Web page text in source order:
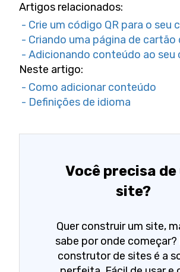
Artigos relacionados:
- Crie um código QR para o seu
- Criando uma página de cartão
- Adicionando conteúdo ao
Neste artigo:
- Como adicionar conteúdo
- Definições de idioma
Você precisa de
site?
Quer construir um site,
sabe por onde começar?
construtor de sites é a